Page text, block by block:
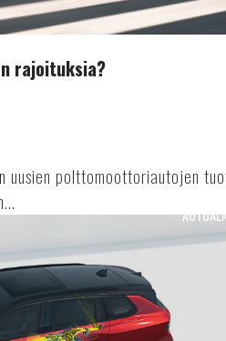
rajoituksia?
uusien polttomoottoriautojen